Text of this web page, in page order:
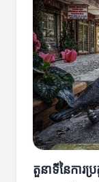
តួនាទីនៃការ